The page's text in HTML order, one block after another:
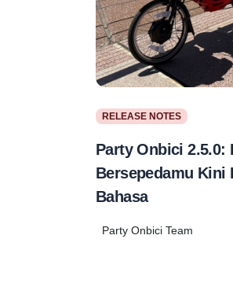
RELEASE NOTES
Party Onbici 2.5.0:
Bersepedamu Kini
Bahasa
Party Onbici Team